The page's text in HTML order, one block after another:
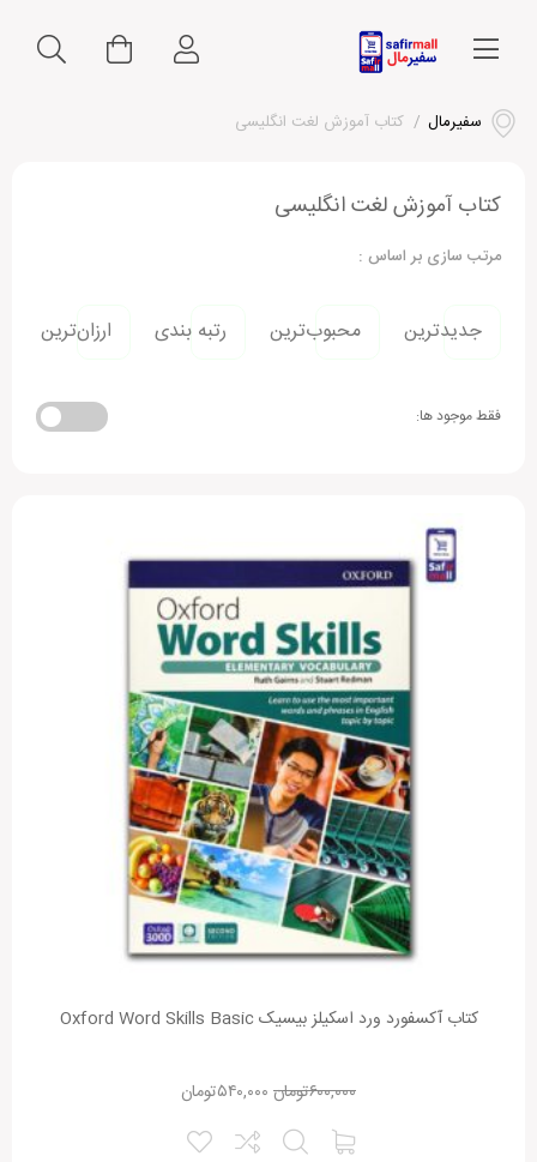
سفیرمال / کتاب آموزش لغت انگلیسی
کتاب آموزش لغت انگلیسی
مرتب سازی بر اساس :
جدیدترین محبوب‌ترین رتبه بندی ارزان‌ترین
فقط موجود ها:
کتاب آکسفورد ورد اسکیلز بیسیک Oxford Word Skills Basic
تومان۶۰۰,۰۰۰ تومان۵۴۰,۰۰۰